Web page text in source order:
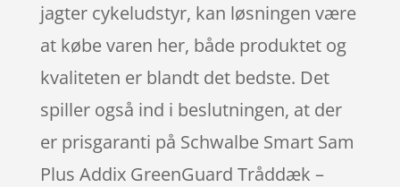
jagter cykeludstyr, kan løsningen være
at købe varen her, både produktet og
kvaliteten er blandt det bedste. Det
spiller også ind i beslutningen, at der
er prisgaranti på Schwalbe Smart Sam
Plus Addix GreenGuard Tråddæk –